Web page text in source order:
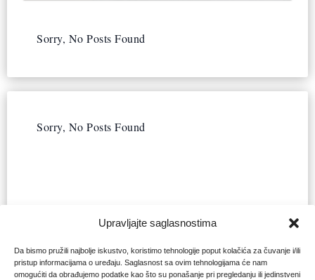
Upravljajte saglasnostima
Da bismo pružili najbolje iskustvo, koristimo tehnologije poput kolačića za čuvanje i/ili
pristup informacijama o uređaju. Saglasnost sa ovim tehnologijama će nam
omogućiti da obrađujemo podatke kao što su ponašanje pri pregledanju ili jedinstveni
Sorry, No Posts Found
Sorry, No Posts Found